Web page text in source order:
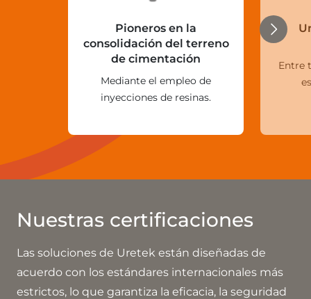
Pioneros en la
consolidación del terreno
de cimentación
Mediante el empleo de
inyecciones de resinas.
Entre
Nuestras certificaciones
Las soluciones de Uretek están diseñadas de
acuerdo con los estándares internacionales más
estrictos, lo que garantiza la eficacia, la seguridad